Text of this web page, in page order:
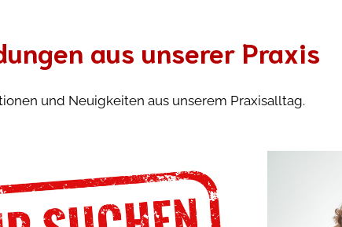
aus unserer Praxis
und Neuigkeiten aus unserem Praxisalltag.